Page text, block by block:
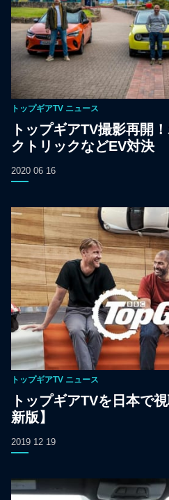
トップギアTV ニュース
トップギアTV撮影再開
クトリックなどEV対決
2020 06 16
トップギアTV ニュース
トップギアTVを日本で
新版】
2019 12 19